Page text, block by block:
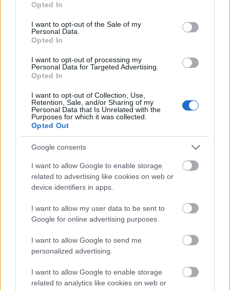
use your data for below specified purposes in below Google
consent section.
Opted In
I want to opt-out of the Sale of my
Personal Data.
Opted In
I want to opt-out of processing my
Personal Data for Targeted Advertising.
Opted In
I want to opt-out of Collection, Use,
Retention, Sale, and/or Sharing of my
Personal Data that Is Unrelated with the
Purposes for which it was collected.
Opted Out
Google consents
I want to allow Google to enable storage
related to advertising like cookies on web or
device identifiers in apps.
I want to allow my user data to be sent to
Google for online advertising purposes.
I want to allow Google to send me
personalized advertising.
I want to allow Google to enable storage
related to analytics like cookies on web or
szurkoltam neki. Meg kell még említeni Ty Burrellt,
Booth-t és Kim Poirier-t, mert ők meg jól néznek ki:D
Ismert arc aVészhelyzet
ismerős Boyd Banks (Jason X), valamint az eredeti
film három főhőse is látható egy-egy beugrás
Foree a televangelista, Tom Savini a sheriff, Scott H.
Reiniger pedig a tábornok.
Amiről még mindenképpen szólnom kell, az a
humor, ugyanissikerültpár igazán remek poént
becsempészni a vérfürdő-mentes pillanatok közé.
/Azért ne aRémálom az Elm utcábanvicceire
gondoljunk:)/ Ezek a felhőtlenebb pillanatok
kellenek is, mert egyébként rengeteg sokkoló meg
keresztülelég nyomasztó, után a pedig a plázában a
dagadt nős rész meg a szülés marhára
Rendezői Változatot néztem, ami rondább a
mozisnál:D Szóval a belezés-kedvelők sem fognak
unatkozni, a vér fröcsög rendesen... A direktor úrra
jellemző lassítások itt még nem annyira markánsak
vagy fontosak, de már megjelennek; ezen kívül